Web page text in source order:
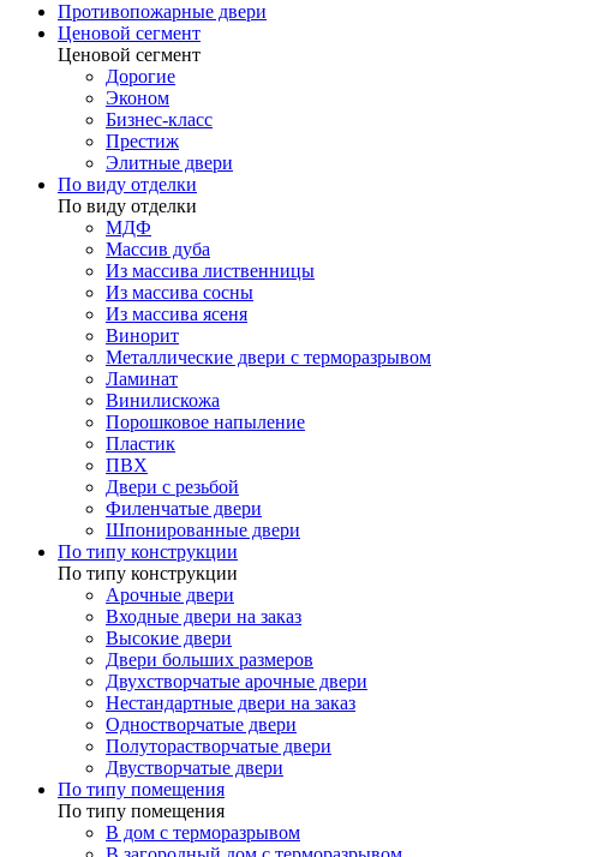
Противопожарные двери
Ценовой сегмент
Ценовой сегмент
Дорогие
Эконом
Бизнес-класс
Престиж
Элитные двери
По виду отделки
По виду отделки
МДФ
Массив дуба
Из массива лиственницы
Из массива сосны
Из массива ясеня
Винорит
Металлические двери с терморазрывом
Ламинат
Винилискожа
Порошковое напыление
Пластик
ПВХ
Двери с резьбой
Филенчатые двери
Шпонированные двери
По типу конструкции
По типу конструкции
Арочные двери
Входные двери на заказ
Высокие двери
Двери больших размеров
Двухстворчатые арочные двери
Нестандартные двери на заказ
Одностворчатые двери
Полуторастворчатые двери
Двустворчатые двери
По типу помещения
По типу помещения
В дом с терморазрывом